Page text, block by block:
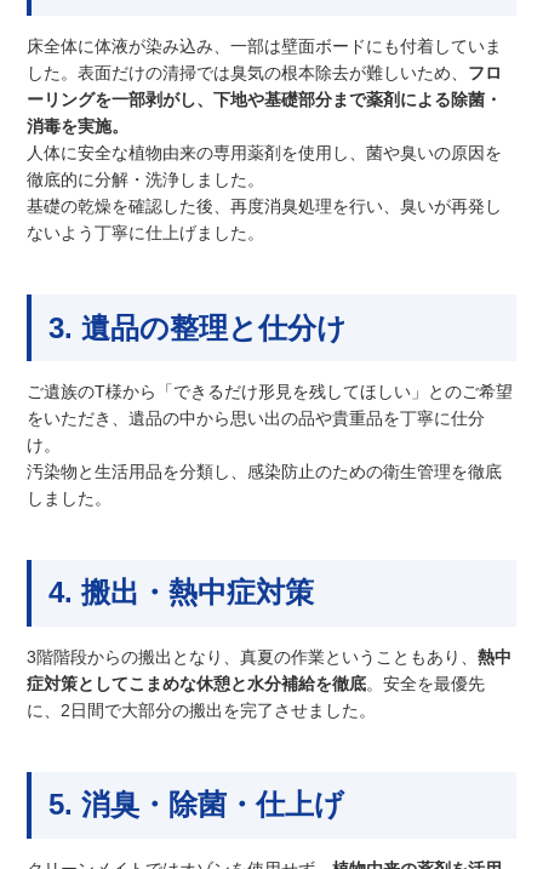
床全体に体液が染み込み、一部は壁面ボードにも付着していま
した。表面だけの清掃では臭気の根本除去が難しいため、 フロ
ーリングを一部剥がし、下地や基礎部分まで薬剤による除菌・
消毒を実施。
人体に安全な植物由来の専用薬剤を使用し、菌や臭いの原因を
徹底的に分解・洗浄しました。
基礎の乾燥を確認した後、再度消臭処理を行い、臭いが再発し
ないよう丁寧に仕上げました。
3. 遺品の整理と仕分け
ご遺族のT様から「できるだけ形見を残してほしい」とのご希望
をいただき、遺品の中から思い出の品や貴重品を丁寧に仕分
け。
汚染物と生活用品を分類し、感染防止のための衛生管理を徹底
しました。
4. 搬出・熱中症対策
3階階段からの搬出となり、真夏の作業ということもあり、熱中
症対策としてこまめな休憩と水分補給を徹底。安全を最優先
に、2日間で大部分の搬出を完了させました。
5. 消臭・除菌・仕上げ